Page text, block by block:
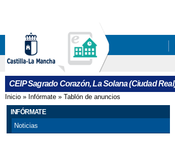
CEIP Sagrado Corazón, La Solana (Ciudad
Se encuentra usted aquí
Inicio » Infórmate » Tablón de anuncios
INFÓRMATE
Noticias